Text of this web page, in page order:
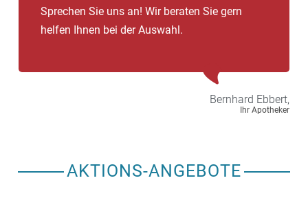
Sprechen Sie uns an! Wir beraten Sie gern
helfen Ihnen bei der Auswahl.
Bernhard Ebbert,
Ihr Apotheker
AKTIONS-ANGEBOTE